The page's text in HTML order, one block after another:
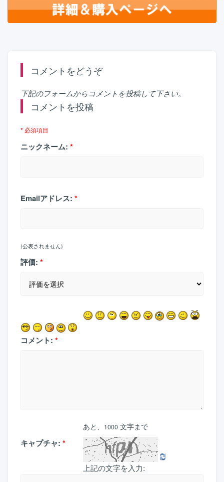
コメントをどうぞ
下記のフォームからコメントを投稿して下さい。
コメントを投稿
* 必須項目
ニックネーム: *
Emailアドレス: *
(公表されません)
評価: *
コメント: *
あと、 1000 文字まで
キャプチャ: *
上記の文字を入力: